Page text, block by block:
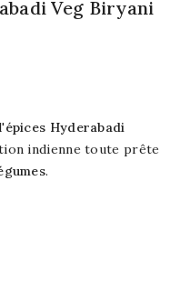
Veg Biryani
épices Hyderabadi
indienne toute prête
.